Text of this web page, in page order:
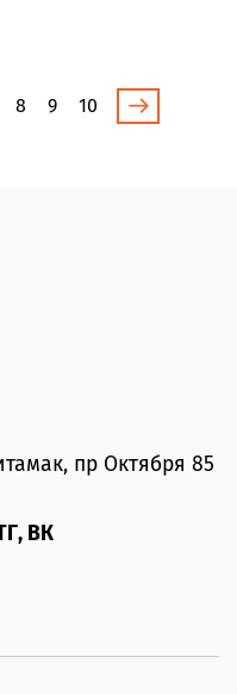
8 9 10
пр Октября 85
ВК